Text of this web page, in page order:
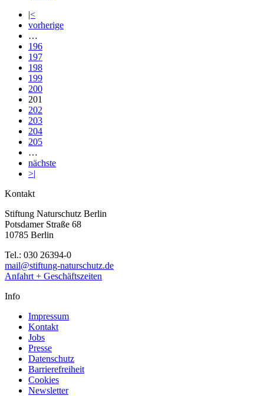
|<
vorherige
…
196
197
198
199
200
201
202
203
204
205
…
nächste
>|
Kontakt
Stiftung Naturschutz Berlin
Potsdamer Straße 68
10785 Berlin
Tel.: 030 26394-0
mail@stiftung-naturschutz.de
Anfahrt + Geschäftszeiten
Info
Impressum
Kontakt
Jobs
Presse
Datenschutz
Barrierefreiheit
Cookies
Newsletter